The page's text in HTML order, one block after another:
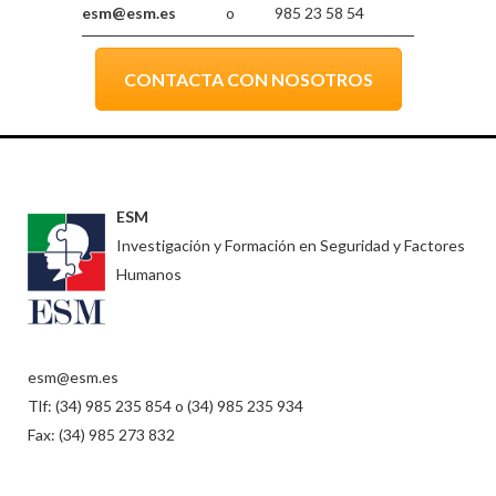
esm@esm.es
o 985 23 58 54
CONTACTA CON NOSOTROS
ESM
Investigación y Formación en Seguridad y Factores
Humanos
esm@esm.es
Tlf: (34) 985 235 854 o (34) 985 235 934
Fax: (34) 985 273 832